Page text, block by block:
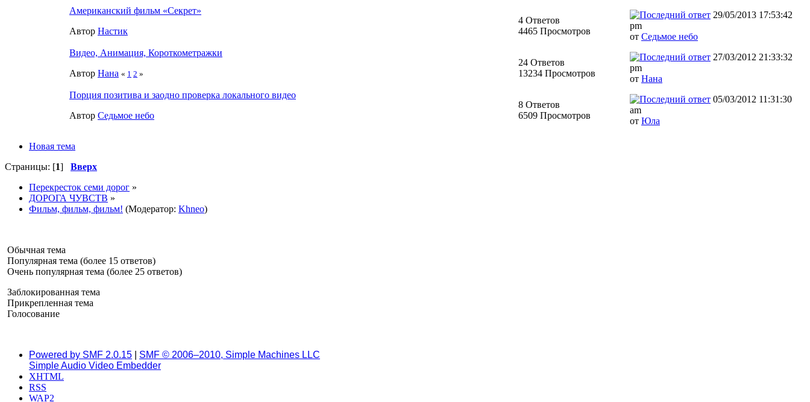
Американский фильм «Секрет»
Автор Настик
4 Ответов
4465 Просмотров
29/05/2013 17:53:42
pm
от Седьмое небо
Видео, Анимация, Короткометражки
Автор Нана « 1 2 »
24 Ответов
13234 Просмотров
27/03/2012 21:33:32
pm
от Нана
Порция позитива и заодно проверка локального видео
Автор Седьмое небо
8 Ответов
6509 Просмотров
05/03/2012 11:31:30
am
от Юла
Новая тема
Страницы: [1] Вверх
Перекресток семи дорог »
ДОРОГА ЧУВСТВ »
Фильм, фильм, фильм! (Модератор: Khneo)
Обычная тема
Популярная тема (более 15 ответов)
Очень популярная тема (более 25 ответов)
Заблокированная тема
Прикрепленная тема
Голосование
Powered by SMF 2.0.15
SMF © 2006–2010, Simple Machines LLC
Simple Audio Video Embedder
XHTML
RSS
WAP2